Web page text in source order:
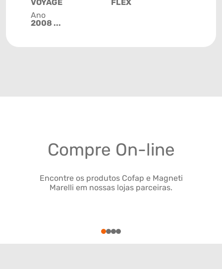
VOYAGE
Ano
2008 ...
FLEX
Compre On-line
Encontre os produtos Cofap e Magneti
Marelli em nossas lojas parceiras.
1234